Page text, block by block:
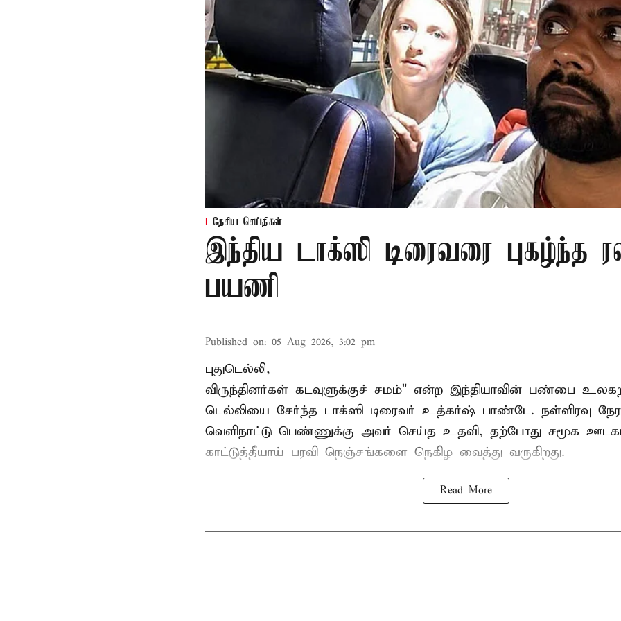
தேசிய செய்திகள்
இந்திய டாக்ஸி டிரைவரை புகழ்ந்த
பயணி
Published on: 05 Aug 2026, 3:02 pm
புதுடெல்லி,
விருந்தினர்கள் கடவுளுக்குச் சமம்" என்ற இந்தியாவின் பண்பை
டெல்லியை சேர்ந்த டாக்ஸி டிரைவர் உத்கர்ஷ் பாண்டே. நள்ளிரவு
வெளிநாட்டு பெண்ணுக்கு அவர் செய்த உதவி, தற்போது சமூக
காட்டுத்தீயாய் பரவி நெஞ்சங்களை நெகிழ வைத்து வருகிறது.
Read More